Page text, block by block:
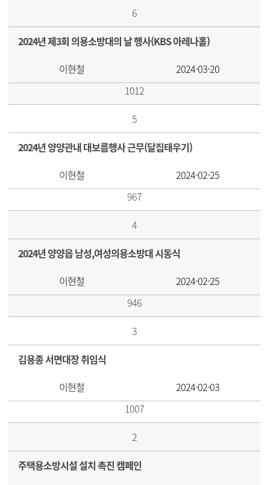
6
2024년 제3회 의용소방대의 날 행사(KBS 아레나홀)
이현철
2024-03-20
1012
5
2024년 양양관내 대보름행사 근무(달집태우기)
이현철
2024-02-25
967
4
2024년 양양읍 남성,여성의용소방대 시동식
이현철
2024-02-25
946
3
김용종 서면대장 취임식
이현철
2024-02-03
1007
2
주택용소방시설 설치 촉진 캠페인